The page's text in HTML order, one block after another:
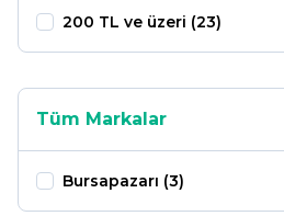
200 TL ve üzeri (23)
Tüm Markalar
Bursapazarı (3)